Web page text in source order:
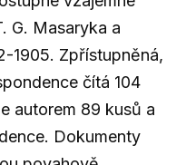
G. Masaryka a
1905. Zpřístupněná,
čítá 104
autorem 89 kusů a
Dokumenty